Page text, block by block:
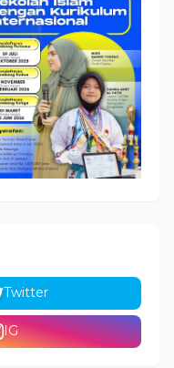
Twitter
IG